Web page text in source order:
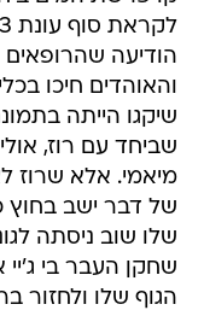
הודיעה שהרופאים
שיקגו הייתה
שביחד עם רוז,
מיאמי. אלא שרוז
של דבר ישב בחוץ
שלו שוב ניסתה
שחקן העבר בי ג'יי